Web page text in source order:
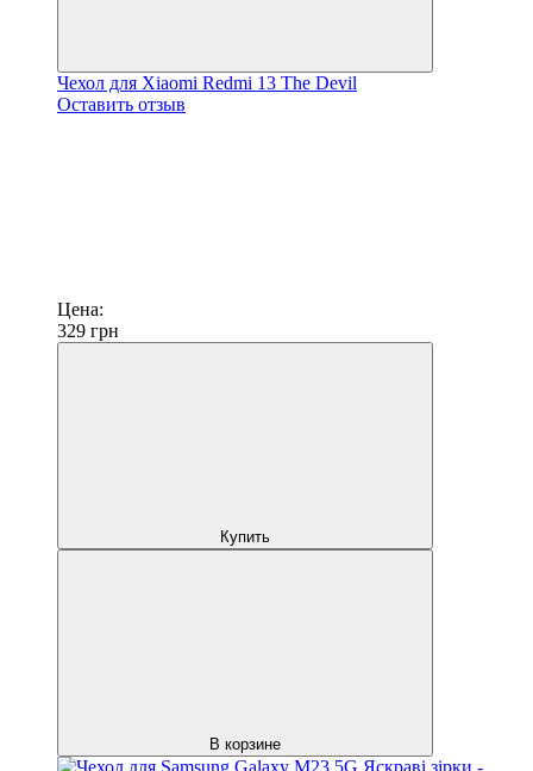
Чехол для Xiaomi Redmi 13 The Devil
Оставить отзыв
Цена:
329 грн
Купить
В корзине